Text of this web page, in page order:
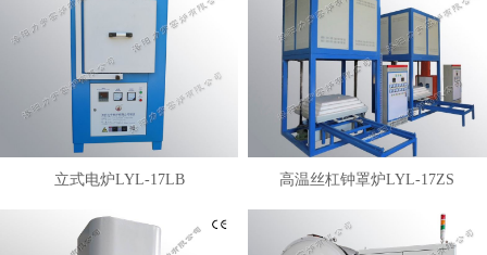
立式电炉LYL-17LB 高温丝杠钟罩炉LYL-17ZS